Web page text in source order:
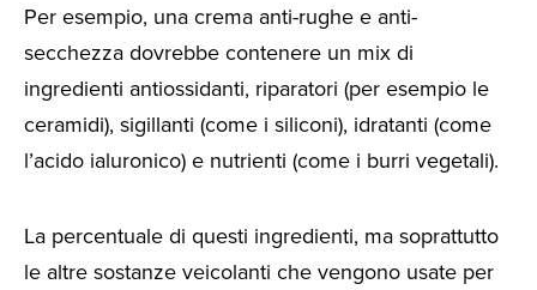
Per esempio, una crema anti-rughe e anti-
secchezza dovrebbe contenere un mix di
ingredienti antiossidanti, riparatori (per esempio le
ceramidi), sigillanti (come i siliconi), idratanti (come
l’acido ialuronico) e nutrienti (come i burri vegetali).
La percentuale di questi ingredienti, ma soprattutto
le altre sostanze veicolanti che vengono usate per